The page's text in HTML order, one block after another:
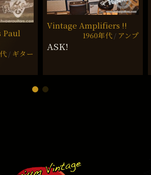
Paul
ギター
Vintage Amplifiers !!
1960年代 アンプ
ASK!